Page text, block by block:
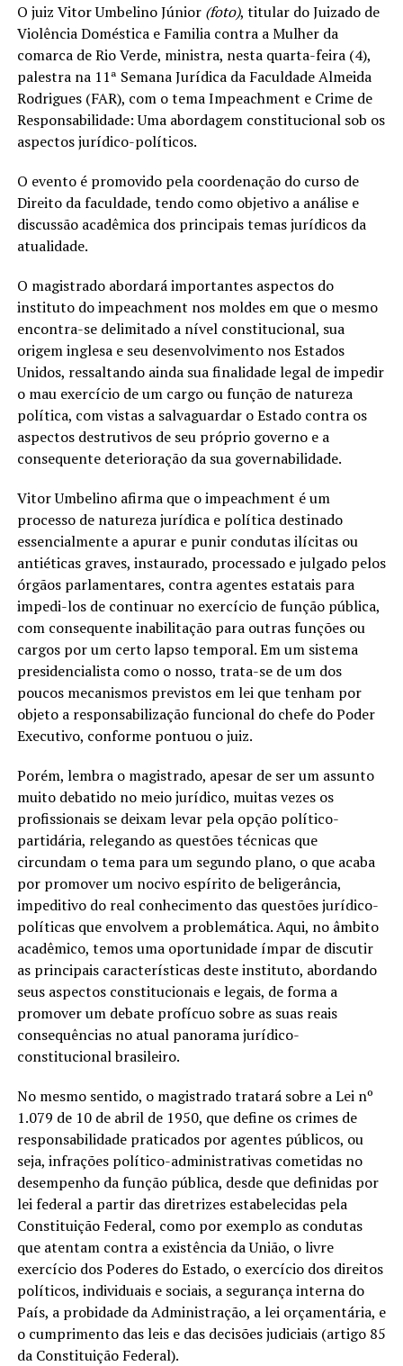
O juiz Vitor Umbelino Júnior (foto), titular do Juizado de
Violência Doméstica e Familia contra a Mulher da
comarca de Rio Verde, ministra, nesta quarta-feira (4),
palestra na 11ª Semana Jurídica da Faculdade Almeida
Rodrigues (FAR), com o tema Impeachment e Crime de
Responsabilidade: Uma abordagem constitucional sob os
aspectos jurídico-políticos.
O evento é promovido pela coordenação do curso de
Direito da faculdade, tendo como objetivo a análise e
discussão acadêmica dos principais temas jurídicos da
atualidade.
O magistrado abordará importantes aspectos do
instituto do impeachment nos moldes em que o mesmo
encontra-se delimitado a nível constitucional, sua
origem inglesa e seu desenvolvimento nos Estados
Unidos, ressaltando ainda sua finalidade legal de impedir
o mau exercício de um cargo ou função de natureza
política, com vistas a salvaguardar o Estado contra os
aspectos destrutivos de seu próprio governo e a
consequente deterioração da sua governabilidade.
Vitor Umbelino afirma que o impeachment é um
processo de natureza jurídica e política destinado
essencialmente a apurar e punir condutas ilícitas ou
antiéticas graves, instaurado, processado e julgado pelos
órgãos parlamentares, contra agentes estatais para
impedi-los de continuar no exercício de função pública,
com consequente inabilitação para outras funções ou
cargos por um certo lapso temporal. Em um sistema
presidencialista como o nosso, trata-se de um dos
poucos mecanismos previstos em lei que tenham por
objeto a responsabilização funcional do chefe do Poder
Executivo, conforme pontuou o juiz.
Porém, lembra o magistrado, apesar de ser um assunto
muito debatido no meio jurídico, muitas vezes os
profissionais se deixam levar pela opção político-
partidária, relegando as questões técnicas que
circundam o tema para um segundo plano, o que acaba
por promover um nocivo espírito de beligerância,
impeditivo do real conhecimento das questões jurídico-
políticas que envolvem a problemática. Aqui, no âmbito
acadêmico, temos uma oportunidade ímpar de discutir
as principais características deste instituto, abordando
seus aspectos constitucionais e legais, de forma a
promover um debate profícuo sobre as suas reais
consequências no atual panorama jurídico-
constitucional brasileiro.
No mesmo sentido, o magistrado tratará sobre a Lei nº
1.079 de 10 de abril de 1950, que define os crimes de
responsabilidade praticados por agentes públicos, ou
seja, infrações político-administrativas cometidas no
desempenho da função pública, desde que definidas por
lei federal a partir das diretrizes estabelecidas pela
Constituição Federal, como por exemplo as condutas
que atentam contra a existência da União, o livre
exercício dos Poderes do Estado, o exercício dos direitos
políticos, individuais e sociais, a segurança interna do
País, a probidade da Administração, a lei orçamentária, e
o cumprimento das leis e das decisões judiciais (artigo 85
da Constituição Federal).